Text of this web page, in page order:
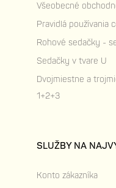
Všeobecné
Pravidlá používania
Rohové sedačky -
Sedačky v tvare U
Dvojmiestne a
1+2+3
SLUŽBY NA
Konto zákazníka